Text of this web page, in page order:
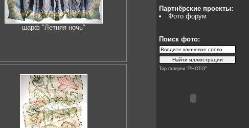
шарф "Летняя ночь"
Партнёрские проекты:
Фото форум
Поиск фото:
Top галереи "PHOTO"